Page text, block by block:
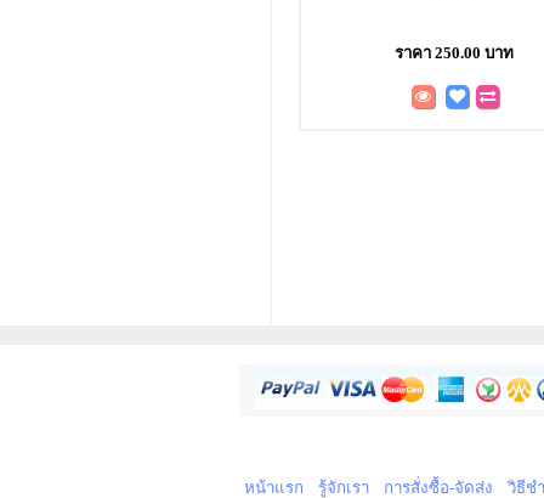
ราคา 250.00 บาท
หน้าแรก รู้จักเรา การสั่งซื้อ-จัดส่ง วิธีช